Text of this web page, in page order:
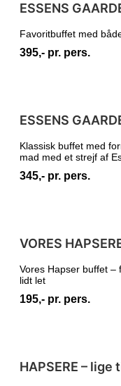
ESSENS
Favoritbuffet med
395,- pr. pers.
ESSENS
Klassisk buffet med
mad med et strejf af
345,- pr. pers.
VORES
Vores Hapser buffet –
lidt let
195,- pr. pers.
HAPSERE –